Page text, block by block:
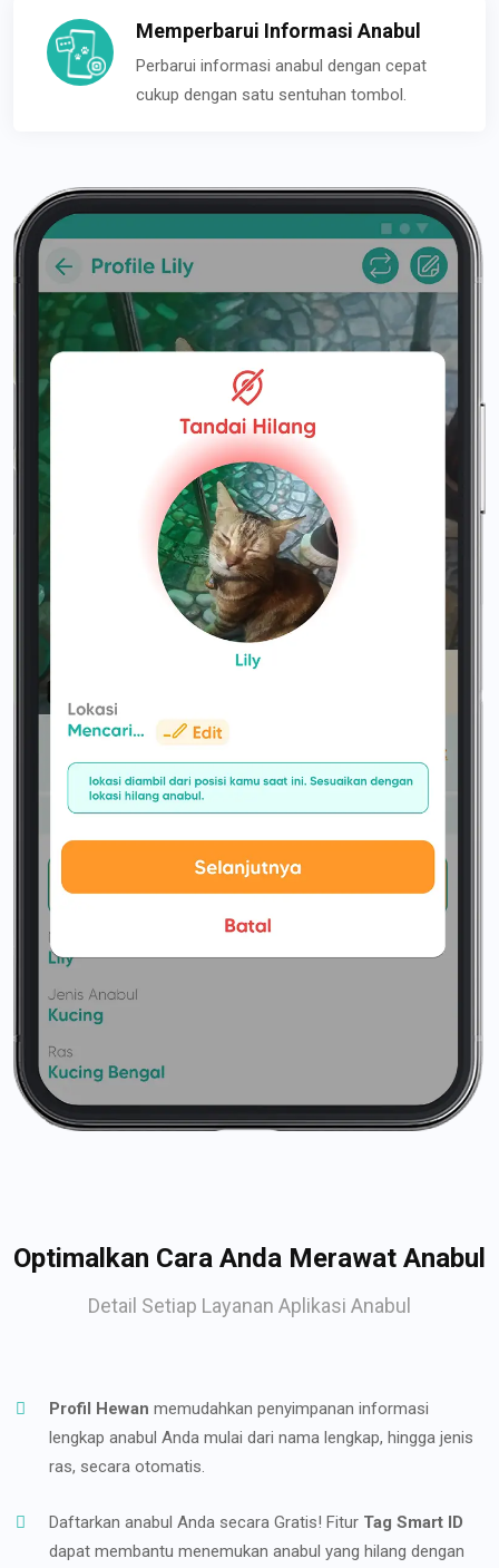
Memperbarui Informasi Anabul
Perbarui informasi anabul dengan cepat
cukup dengan satu sentuhan tombol.
Optimalkan Cara Anda Merawat Anabul
Detail Setiap Layanan Aplikasi Anabul
Profil Hewan memudahkan penyimpanan informasi
lengkap anabul Anda mulai dari nama lengkap, hingga jenis
ras, secara otomatis.
Daftarkan anabul Anda secara Gratis! Fitur Tag Smart ID
dapat membantu menemukan anabul yang hilang dengan